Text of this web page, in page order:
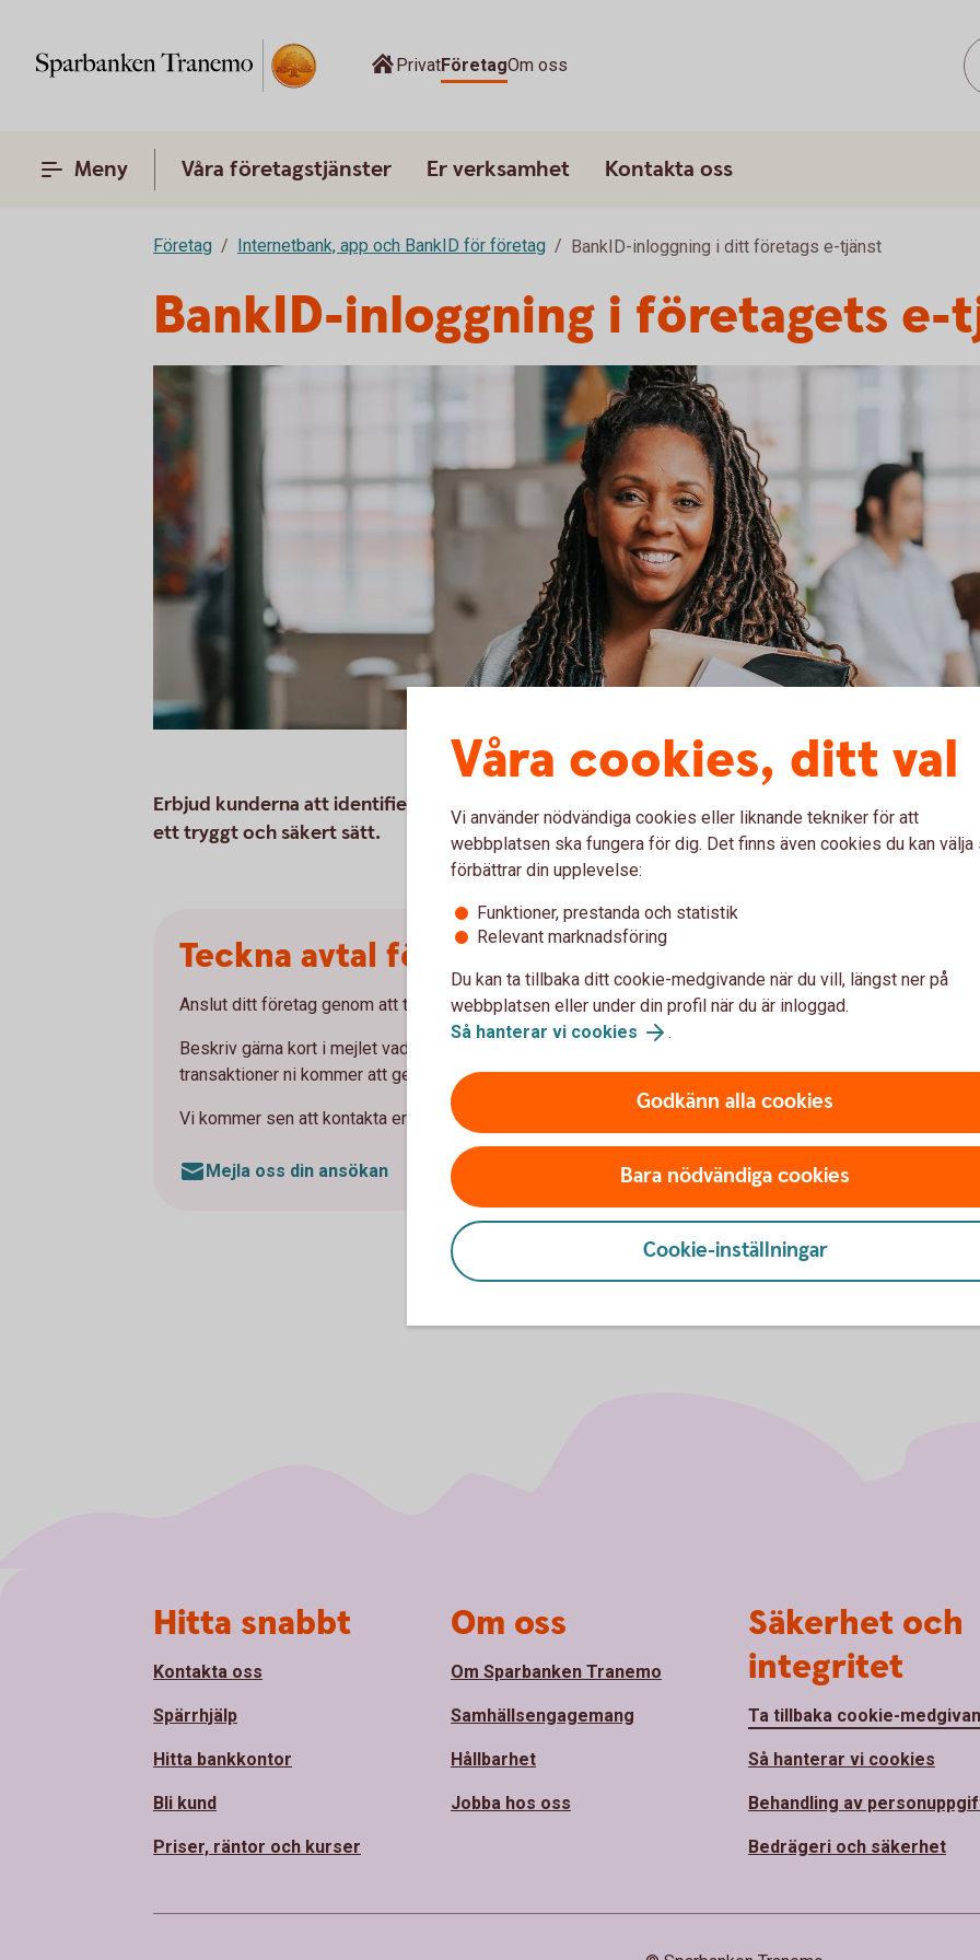
PrivatFöretagOm oss
Meny Våra företagstjänster Er verksamhet Kontakta oss
Företag Internetbank, app och BankID för företag BankID-inloggning i ditt företags e-tjänst
BankID-inloggning i företagets e-
Erbjud kunderna att identifiera sig eller skriva under med BankID i företagets e-tjänst – på
ett tryggt och säkert sätt.
Teckna avtal för BankID-inloggning i företagets
Anslut ditt företag genom att teckna avtal för BankID via mejl.
Beskriv gärna kort i mejlet vad ni vill använda BankID till och en uppskattning hur många
transaktioner ni kommer att genomföra per år.
Vi kommer sen att kontakta er med förslag på hur vi kan hjälpa ditt företag på bästa sätt.
Mejla oss din ansökan
Våra cookies, ditt val
Vi använder nödvändiga cookies eller liknande tekniker för att
webbplatsen ska fungera för dig. Det finns även cookies du kan välja
förbättrar din upplevelse:
Funktioner, prestanda och statistik
Relevant marknadsföring
Du kan ta tillbaka ditt cookie-medgivande när du vill, längst ner på
webbplatsen eller under din profil när du är inloggad.
Så hanterar vi cookies
.
Godkänn alla cookies
Bara nödvändiga cookies
Cookie-inställningar
Hitta snabbt
Kontakta oss
Spärrhjälp
Hitta bankkontor
Bli kund
Priser, räntor och kurser
Om oss
Om Sparbanken Tranemo
Samhällsengagemang
Hållbarhet
Jobba hos oss
Säkerhet och
integritet
Ta tillbaka cookie-
Så hanterar vi cookies
Behandling av
Bedrägeri och säkerhet